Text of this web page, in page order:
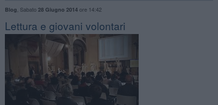
Blog Sabato 28 Giugno 2014ore 14:42
​Lettura e giovani volontari